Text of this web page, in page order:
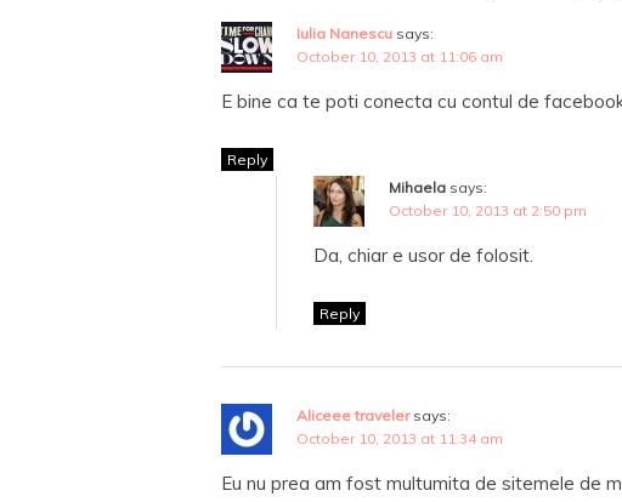
Iulia Nanescu says:
October 10, 2013 at 11:06 am
E bine ca te poti conecta cu contul de
Reply
Mihaela says:
October 10, 2013 at 2:50 pm
Da, chiar e usor de folosit.
Reply
Aliceee traveler says:
October 10, 2013 at 11:34 am
Eu nu prea am fost multumita de sitemele de